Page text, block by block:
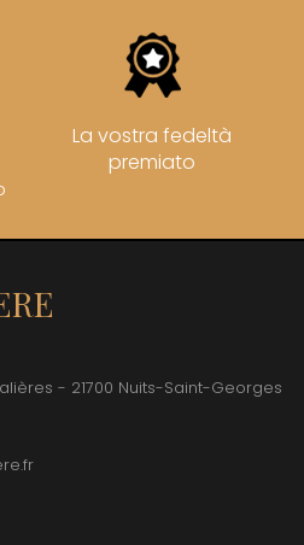
La vostra fedeltà
premiato
- 21700 Nuits-Saint-Georges